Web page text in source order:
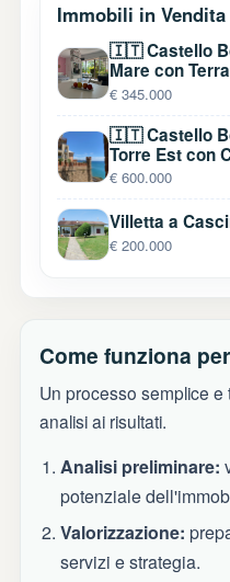
Immobili in Vendita
🇮🇹 Castello
Mare con
€ 345.000
🇮🇹 Castello
Torre Est con
€ 600.000
Villetta a
€ 200.000
Come funziona
Un processo semplice
analisi ai risultati.
Analisi preliminare:
potenziale
Valorizzazione:
servizi e strategia.